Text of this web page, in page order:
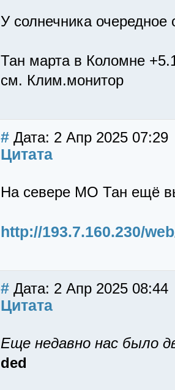
У солнечника
Тан марта в Коломне
см. Клим.монитор
# Дата: 2 Апр 2025 07:29
Цитата
На севере МО Тан ещё
http://193.7.160.230/
# Дата: 2 Апр 2025 08:44
Цитата
Еще недавно нас было
ded